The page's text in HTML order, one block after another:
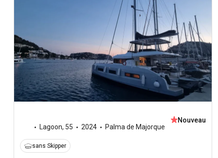
Lagoon, 55 2024 Palma de Majorque
Nouveau
sans Skipper